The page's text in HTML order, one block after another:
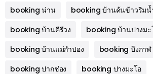
booking น่าน
booking บ้านค้นข้าวริมน้
booking บ้านคีรีวง
booking บ้านปางมะ
booking บ้านแม่กำปอง
booking บึงกาฬ
booking ปากช่อง
booking ปางมะโอ